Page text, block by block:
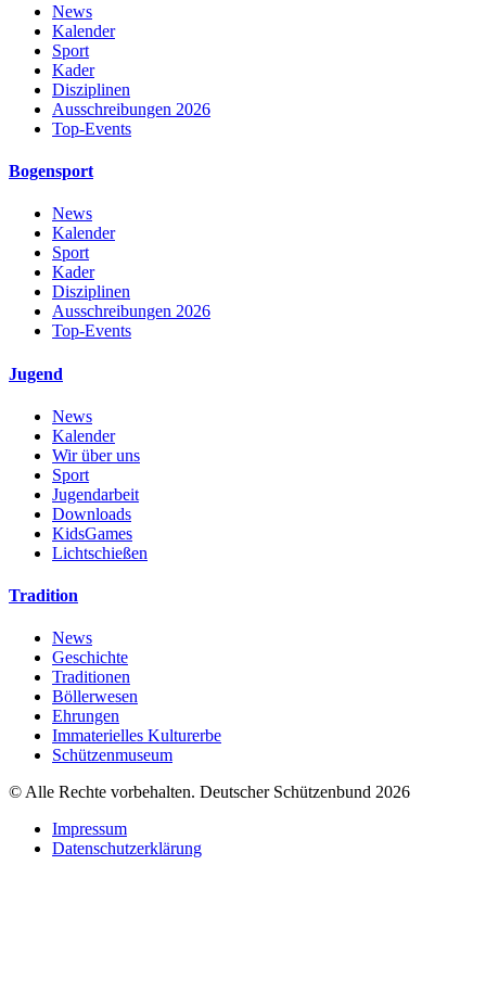
News
Kalender
Sport
Kader
Disziplinen
Ausschreibungen 2026
Top-Events
Bogensport
News
Kalender
Sport
Kader
Disziplinen
Ausschreibungen 2026
Top-Events
Jugend
News
Kalender
Wir über uns
Sport
Jugendarbeit
Downloads
KidsGames
Lichtschießen
Tradition
News
Geschichte
Traditionen
Böllerwesen
Ehrungen
Immaterielles Kulturerbe
Schützenmuseum
© Alle Rechte vorbehalten. Deutscher Schützenbund 2026
Impressum
Datenschutzerklärung